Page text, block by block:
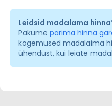
Leidsid madalama
Pakume parima hinna
kogemused madalaima
ühendust, kui leiate